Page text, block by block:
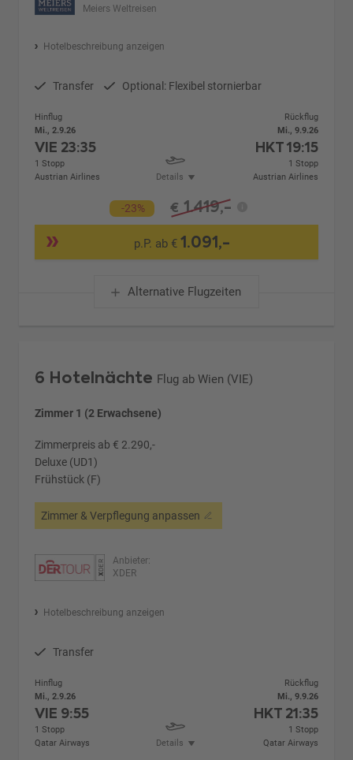
Meiers Weltreisen
Hotelbeschreibung anzeigen
Transfer Optional: Flexibel stornierbar
Hinflug
Mi., 2.9.26
VIE 23:35
1 Stopp
Austrian Airlines
Details
Rückflug
Mi., 9.9.26
HKT19:15
1 Stopp
Austrian Airlines
-23% € 1.419,-
p.P. ab €1.091,-
Alternative Flugzeiten
6 Hotelnächte Flug ab Wien (VIE)
Zimmer 1 (2 Erwachsene)
Zimmerpreis ab € 2.290,-
Deluxe (UD1)
Frühstück (F)
Zimmer & Verpflegung anpassen
Anbieter:
XDER
Hotelbeschreibung anzeigen
Transfer
Hinflug
Mi., 2.9.26
VIE 9:55
1 Stopp
Qatar Airways
Details
Rückflug
Mi., 9.9.26
HKT 21:35
1 Stopp
Qatar Airways